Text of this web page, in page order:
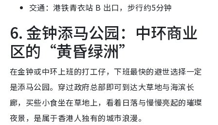
交通：港铁青衣站 B 出口，步行约5分钟
6. 金钟添马公园：中环商业
区的“黄昏绿洲”
在金钟或中环上班的打工仔，下班最快的避世选择一定
是添马公园。穿过政府总部即可到达大草地与海滨长
廊，买些小食坐在草地上，看着日落与慢慢亮起的璀璨
夜景，是属于香港人独有的城市浪漫。